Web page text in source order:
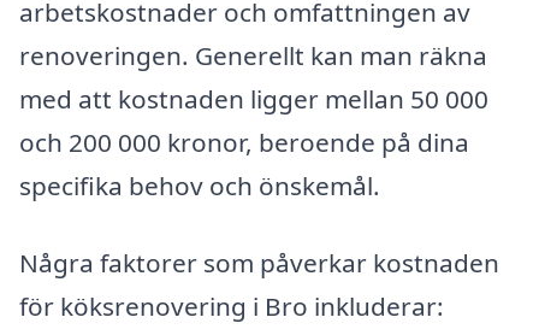
arbetskostnader och omfattningen av
renoveringen. Generellt kan man räkna
med att kostnaden ligger mellan 50 000
och 200 000 kronor, beroende på dina
specifika behov och önskemål.
Några faktorer som påverkar kostnaden
för köksrenovering i Bro inkluderar: